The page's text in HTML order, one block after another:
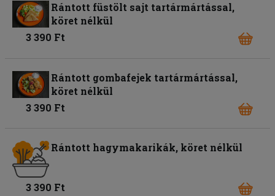
Rántott füstölt sajt tartármártással,
köret nélkül
3 390 Ft
Rántott gombafejek tartármártással,
köret nélkül
3 390 Ft
Rántott hagymakarikák, köret nélkül
3 390 Ft